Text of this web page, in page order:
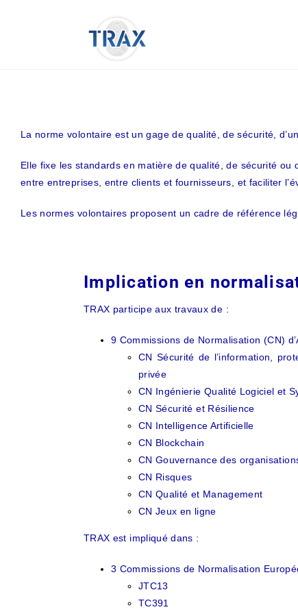
La norme volontaire est un gage de qualité, de sécurité,
Elle fixe les standards en matière de qualité, de sécurité
entre entreprises, entre clients et fournisseurs, et faciliter
Les normes volontaires proposent un cadre de référence
Implication en
TRAX participe aux travaux de :
9 Commissions de Normalisation (CN)
CN Sécurité de l’information,
privée
CN Ingénierie Qualité Logiciel et
CN Sécurité et Résilience
CN Intelligence Artificielle
CN Blockchain
CN Gouvernance des
CN Risques
CN Qualité et Management
CN Jeux en ligne
TRAX est impliqué dans :
3 Commissions de Normalisation
JTC13
TC391